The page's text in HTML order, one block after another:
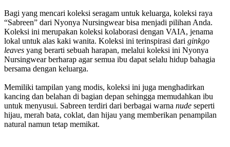
Bagi yang mencari koleksi seragam untuk keluarga, koleksi raya
“Sabreen” dari Nyonya Nursingwear bisa menjadi pilihan Anda.
Koleksi ini merupakan koleksi kolaborasi dengan VAIA, jenama
lokal untuk alas kaki wanita. Koleksi ini terinspirasi dari ginkgo
leaves yang berarti sebuah harapan, melalui koleksi ini Nyonya
Nursingwear berharap agar semua ibu dapat selalu hidup bahagia
bersama dengan keluarga.
Memiliki tampilan yang modis, koleksi ini juga menghadirkan
kancing dan belahan di bagian depan sehingga memudahkan ibu
untuk menyusui. Sabreen terdiri dari berbagai warna nude seperti
hijau, merah bata, coklat, dan hijau yang memberikan penampilan
natural namun tetap memikat.